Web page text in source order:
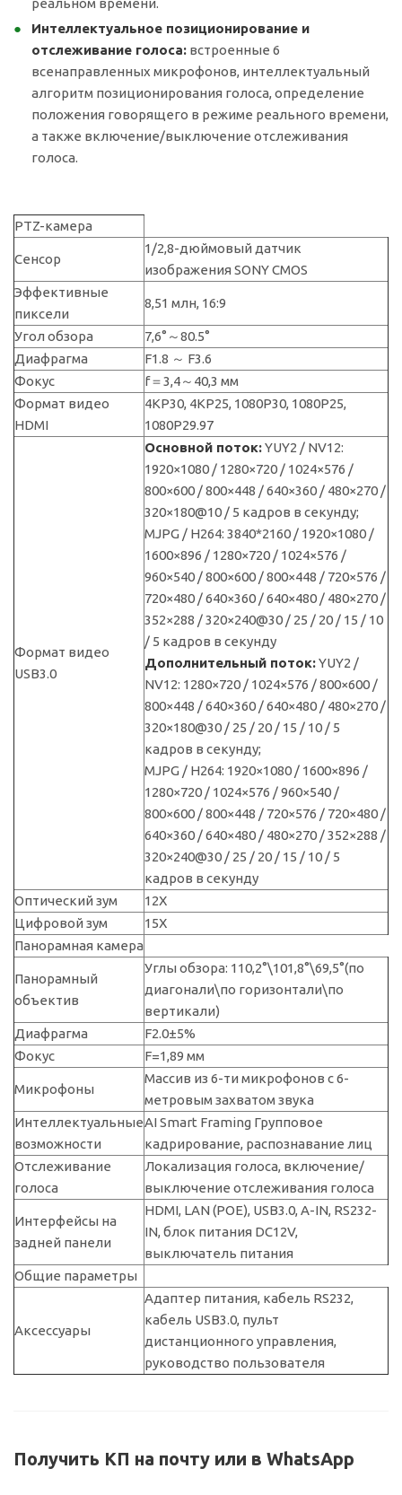
реальном времени.
Интеллектуальное позиционирование и
отслеживание голоса: встроенные 6
всенаправленных микрофонов, интеллектуальный
алгоритм позиционирования голоса, определение
положения говорящего в режиме реального времени,
а также включение/выключение отслеживания
голоса.
PTZ-камера
Сенсор
1/2,8-дюймовый датчик
изображения SONY CMOS
Эффективные
пиксели
8,51 млн, 16:9
Угол обзора
7,6°～80.5°
Диафрагма
F1.8 ～ F3.6
Фокус
f＝3,4～40,3 мм
Формат видео
HDMI
4KP30, 4KP25, 1080P30, 1080P25,
1080P29.97
Формат видео
USB3.0
Основной поток:YUY2 / NV12:
1920×1080 / 1280×720 / 1024×576 /
800×600 / 800×448 / 640×360 / 480×270 /
320×180@10 / 5 кадров в секунду;
MJPG / H264: 3840*2160 / 1920×1080 /
1600×896 / 1280×720 / 1024×576 /
960×540 / 800×600 / 800×448 / 720×576 /
720×480 / 640×360 / 640×480 / 480×270 /
352×288 / 320×240@30 / 25 / 20 / 15 / 10
/ 5 кадров в секунду
Дополнительный поток:YUY2 /
NV12: 1280×720 / 1024×576 / 800×600 /
800×448 / 640×360 / 640×480 / 480×270 /
320×180@30 / 25 / 20 / 15 / 10 / 5
кадров в секунду;
MJPG / H264: 1920×1080 / 1600×896 /
1280×720 / 1024×576 / 960×540 /
800×600 / 800×448 / 720×576 / 720×480 /
640×360 / 640×480 / 480×270 / 352×288 /
320×240@30 / 25 / 20 / 15 / 10 / 5
кадров в секунду
Оптический зум
12Х
Цифровой зум
15Х
Панорамная камера
Панорамный
объектив
Углы обзора: 110,2°\101,8°\69,5°(по
диагонали\по горизонтали\по
вертикали)
Диафрагма
F2.0±5%
Фокус
F=1,89 мм
Микрофоны
Массив из 6-ти микрофонов с 6-
метровым захватом звука
Интеллектуальные
возможности
AI Smart Framing Групповое
кадрирование, распознавание лиц
Отслеживание
голоса
Локализация голоса, включение/
выключение отслеживания голоса
Интерфейсы на
задней панели
HDMI, LAN (POE), USB3.0, A-IN, RS232-
IN, блок питания DC12V,
выключатель питания
Общие параметры
Аксессуары
Адаптер питания, кабель RS232,
кабель USB3.0, пульт
дистанционного управления,
руководство пользователя
Получить КП на почту или в WhatsApp